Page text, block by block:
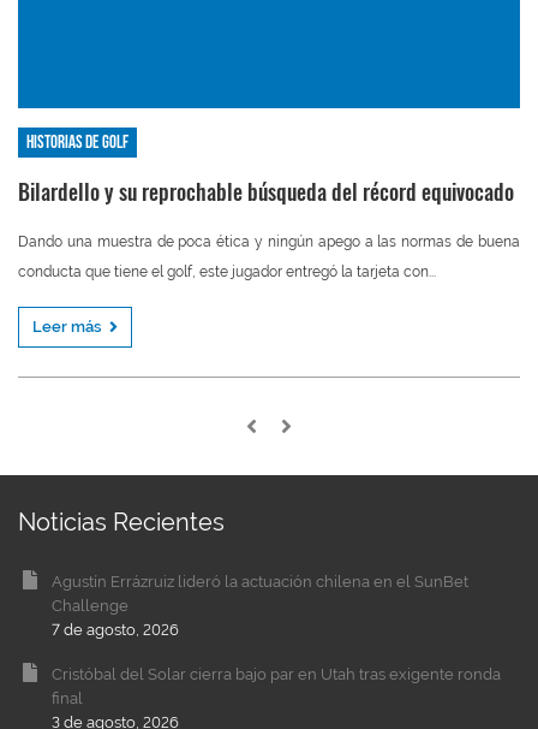
Historias de golf
Bilardello y su reprochable búsqueda del récord equivocado
Dando una muestra de poca ética y ningún apego a las normas de buena
conducta que tiene el golf, este jugador entregó la tarjeta con...
Leer más
Noticias Recientes
Agustín Errázruiz lideró la actuación chilena en el SunBet
Challenge
7 de agosto, 2026
Cristóbal del Solar cierra bajo par en Utah tras exigente ronda
final
3 de agosto, 2026